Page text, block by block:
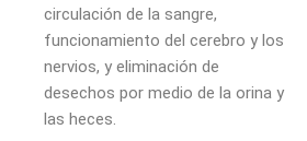
circulación de la sangre,
funcionamiento del cerebro y los
nervios, y eliminación de
desechos por medio de la orina y
las heces.